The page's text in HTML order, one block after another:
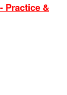
Practice &